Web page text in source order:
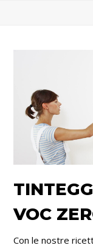
VOC
Con le nostre